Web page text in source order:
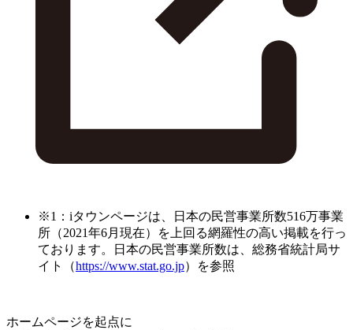
※1：iタウンページは、日本の民営事業所数516万事業
所（2021年6月現在）を上回る網羅性の高い掲載を行っ
ております。日本の民営事業所数は、総務省統計局サ
イト（https://www.stat.go.jp）を参照
ホームページを起点に